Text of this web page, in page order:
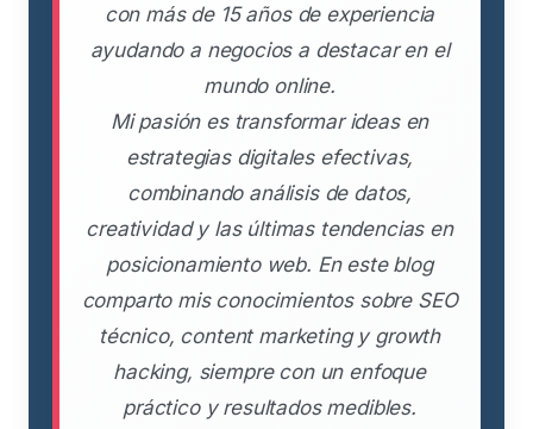
con más de 15 años de experiencia
ayudando a negocios a destacar en el
mundo online.
Mi pasión es transformar ideas en
estrategias digitales efectivas,
combinando análisis de datos,
creatividad y las últimas tendencias en
posicionamiento web. En este blog
comparto mis conocimientos sobre SEO
técnico, content marketing y growth
hacking, siempre con un enfoque
práctico y resultados medibles.